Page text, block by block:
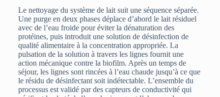
Le nettoyage du système de lait suit une séquence séparée.
Une purge en deux phases déplace d’abord le lait résiduel
avec de l’eau froide pour éviter la dénaturation des
protéines, puis introduit une solution de désinfection de
qualité alimentaire à la concentration appropriée. La
pulsation de la solution à travers les lignes fournit une
action mécanique contre la biofilm. Après un temps de
séjour, les lignes sont rincées à l’eau chaude jusqu’à ce que
le résidu de désinfectant soit indétectable. L’ensemble du
processus est validé par des capteurs de conductivité qui